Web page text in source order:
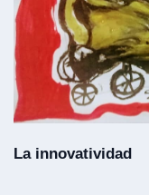
La innovatividad